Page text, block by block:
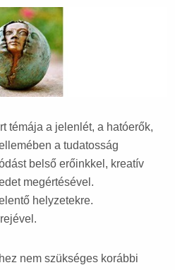
témája a jelenlét, a hatóerők,
a tudatosság
belső erőinkkel, kreatív
megértésével.
helyzetekre.
nem szükséges korábbi